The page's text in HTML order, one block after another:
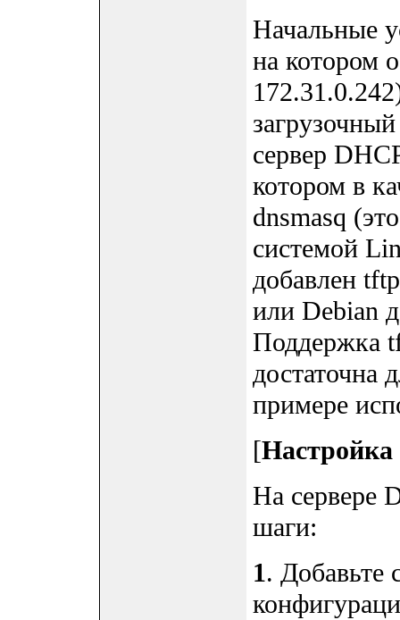
Начальные
на котором
сервер
котором в
dnsmasq
системой
добавлен
или Debian
Поддержка
достаточна
примере
[
На сервере
шаги:
1. Добавьте